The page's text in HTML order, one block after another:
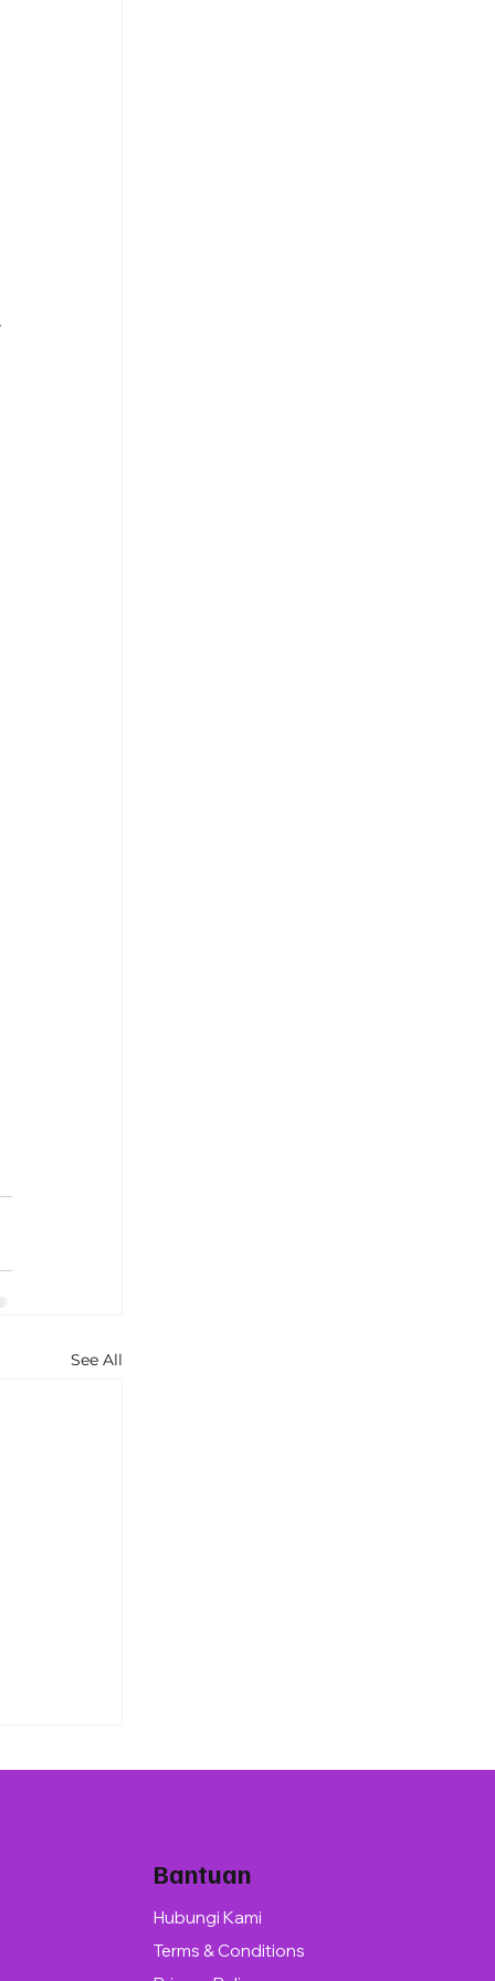
See All
Bantuan
Hubungi Kami
Terms & Conditions